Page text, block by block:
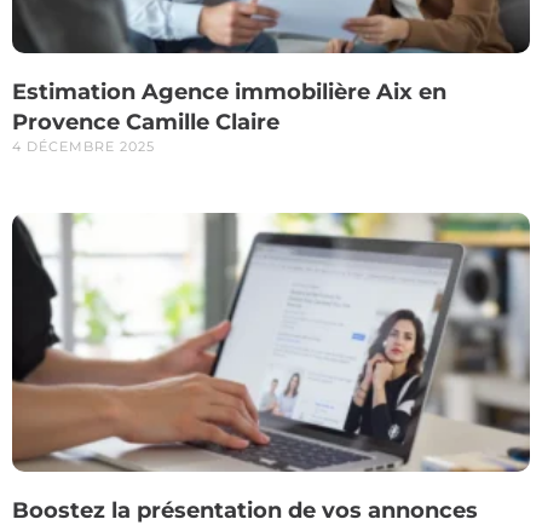
Estimation Agence immobilière Aix en
Provence Camille Claire
4 DÉCEMBRE 2025
Boostez la présentation de vos annonces